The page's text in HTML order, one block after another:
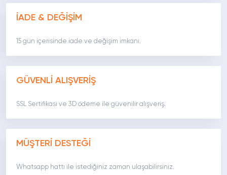
İADE & DEĞİŞİM
15 gün içerisinde iade ve değişim imkanı.
GÜVENLİ ALIŞVERİŞ
SSL Sertifikası ve 3D ödeme ile güvenilir alışveriş.
MÜŞTERİ DESTEĞİ
Whatsapp hattı ile istediğiniz zaman ulaşabilirsiniz.